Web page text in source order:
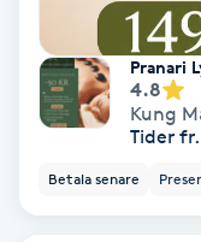
Diamantslipning
Enzympeeling
Extensions
Pranari
4.8
Kung
Tider fr.
Betala senare